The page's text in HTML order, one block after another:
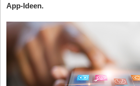
App-Ideen.